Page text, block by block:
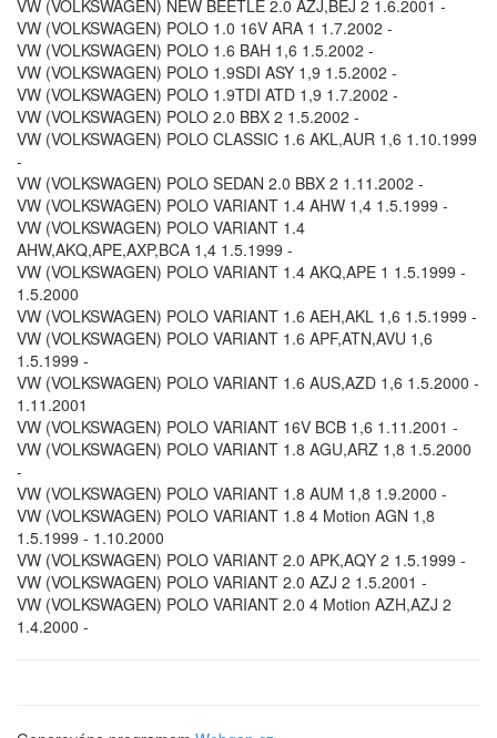
VW (VOLKSWAGEN) NEW BEETLE 2.0 AZJ,BEJ 2 1.6.2001 -
VW (VOLKSWAGEN) POLO 1.0 16V ARA 1 1.7.2002 -
VW (VOLKSWAGEN) POLO 1.6 BAH 1,6 1.5.2002 -
VW (VOLKSWAGEN) POLO 1.9SDI ASY 1,9 1.5.2002 -
VW (VOLKSWAGEN) POLO 1.9TDI ATD 1,9 1.7.2002 -
VW (VOLKSWAGEN) POLO 2.0 BBX 2 1.5.2002 -
VW (VOLKSWAGEN) POLO CLASSIC 1.6 AKL,AUR 1,6 1.10.1999
-
VW (VOLKSWAGEN) POLO SEDAN 2.0 BBX 2 1.11.2002 -
VW (VOLKSWAGEN) POLO VARIANT 1.4 AHW 1,4 1.5.1999 -
VW (VOLKSWAGEN) POLO VARIANT 1.4
AHW,AKQ,APE,AXP,BCA 1,4 1.5.1999 -
VW (VOLKSWAGEN) POLO VARIANT 1.4 AKQ,APE 1 1.5.1999 -
1.5.2000
VW (VOLKSWAGEN) POLO VARIANT 1.6 AEH,AKL 1,6 1.5.1999 -
VW (VOLKSWAGEN) POLO VARIANT 1.6 APF,ATN,AVU 1,6
1.5.1999 -
VW (VOLKSWAGEN) POLO VARIANT 1.6 AUS,AZD 1,6 1.5.2000 -
1.11.2001
VW (VOLKSWAGEN) POLO VARIANT 16V BCB 1,6 1.11.2001 -
VW (VOLKSWAGEN) POLO VARIANT 1.8 AGU,ARZ 1,8 1.5.2000
-
VW (VOLKSWAGEN) POLO VARIANT 1.8 AUM 1,8 1.9.2000 -
VW (VOLKSWAGEN) POLO VARIANT 1.8 4 Motion AGN 1,8
1.5.1999 - 1.10.2000
VW (VOLKSWAGEN) POLO VARIANT 2.0 APK,AQY 2 1.5.1999 -
VW (VOLKSWAGEN) POLO VARIANT 2.0 AZJ 2 1.5.2001 -
VW (VOLKSWAGEN) POLO VARIANT 2.0 4 Motion AZH,AZJ 2
1.4.2000 -